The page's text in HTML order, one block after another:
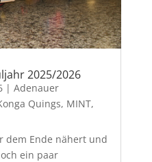
2025/2026
| Adenauer
Quings, MINT,
dem Ende nähert und
ein paar